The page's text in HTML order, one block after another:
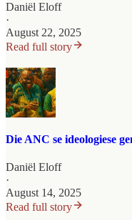
Daniël Eloff
·
August 22, 2025
Read full story
Die ANC se ideologiese
Daniël Eloff
·
August 14, 2025
Read full story